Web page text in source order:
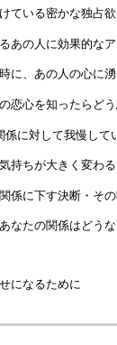
ている密かな独占欲
あの人に効果的な
に、あの人の心に湧
恋心を知ったらどう
係に対して我慢して
持ちが大きく変わ
係に下す決断・そ
あなたの関係はどう
になるために